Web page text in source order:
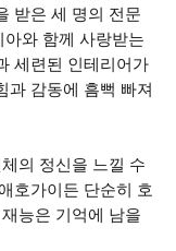
받은 세 명의 전문
와 함께 사랑받는
세련된 인테리어가
과 감동에 흠뻑 빠져
의 정신을 느낄 수
호가이든 단순히 호
능은 기억에 남을